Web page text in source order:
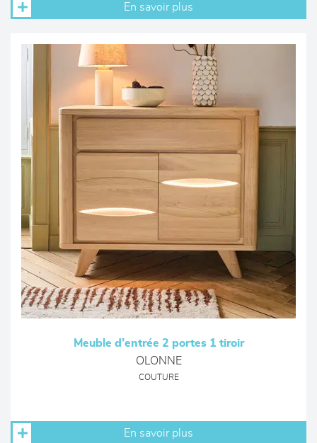
En savoir plus
Meuble d’entrée 2 portes 1 tiroir
OLONNE
COUTURE
En savoir plus